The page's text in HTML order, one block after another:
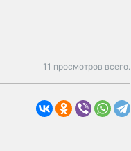
11 просмотров всего.